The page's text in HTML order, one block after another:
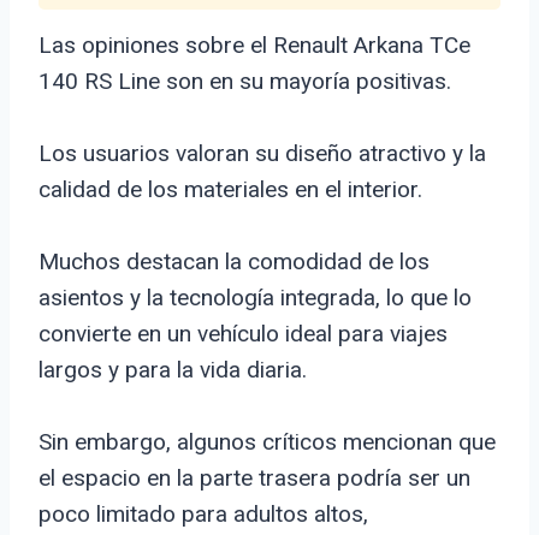
Las opiniones sobre el Renault Arkana TCe
140 RS Line son en su mayoría positivas.
Los usuarios valoran su diseño atractivo y la
calidad de los materiales en el interior.
Muchos destacan la comodidad de los
asientos y la tecnología integrada, lo que lo
convierte en un vehículo ideal para viajes
largos y para la vida diaria.
Sin embargo, algunos críticos mencionan que
el espacio en la parte trasera podría ser un
poco limitado para adultos altos,